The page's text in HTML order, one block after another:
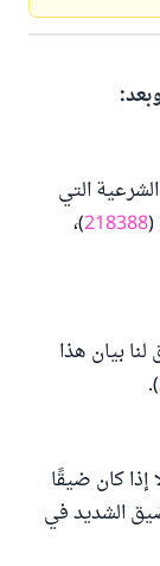
التي
)،
بيان هذا
كان ضيقًا
الشديد في